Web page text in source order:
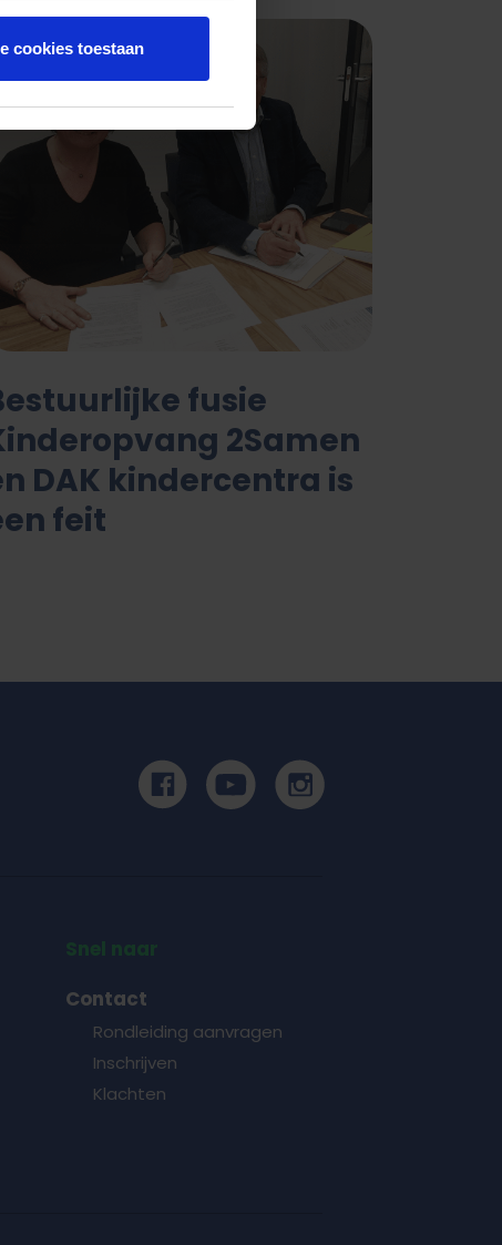
cookies toestaan
fusie
2Samen
DAK kindercentra is
feit
Snel naar
Contact
Rondleiding aanvragen
Inschrijven
Klachten